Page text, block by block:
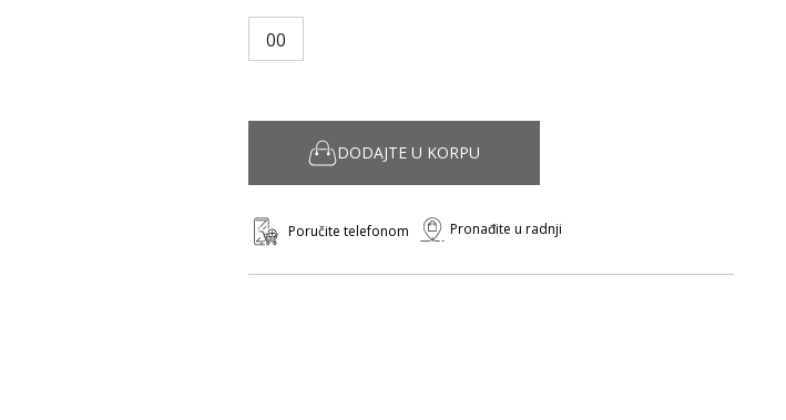
00
DODAJTE U KORPU
Poručite telefonom Pronađite u radnji